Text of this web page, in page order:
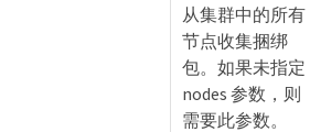
从集群中的所有
节点收集捆绑
包。如果未指定
nodes 参数，则
需要此参数。